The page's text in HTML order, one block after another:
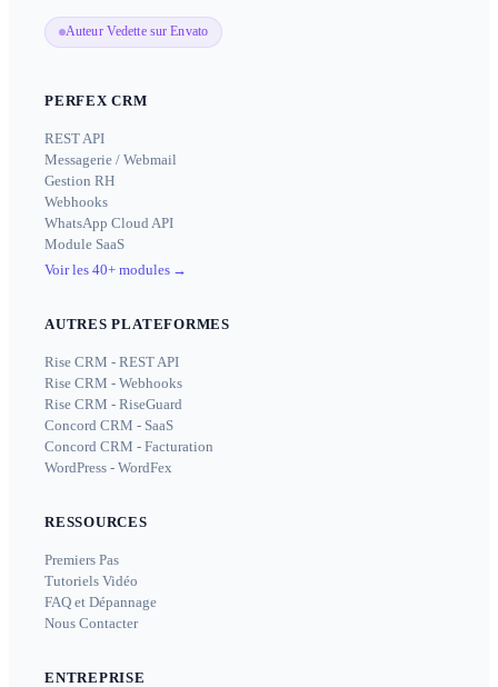
Auteur Vedette sur Envato
PERFEX CRM
REST API
Messagerie / Webmail
Gestion RH
Webhooks
WhatsApp Cloud API
Module SaaS
Voir les 40+ modules →
AUTRES PLATEFORMES
Rise CRM - REST API
Rise CRM - Webhooks
Rise CRM - RiseGuard
Concord CRM - SaaS
Concord CRM - Facturation
WordPress - WordFex
RESSOURCES
Premiers Pas
Tutoriels Vidéo
FAQ et Dépannage
Nous Contacter
ENTREPRISE